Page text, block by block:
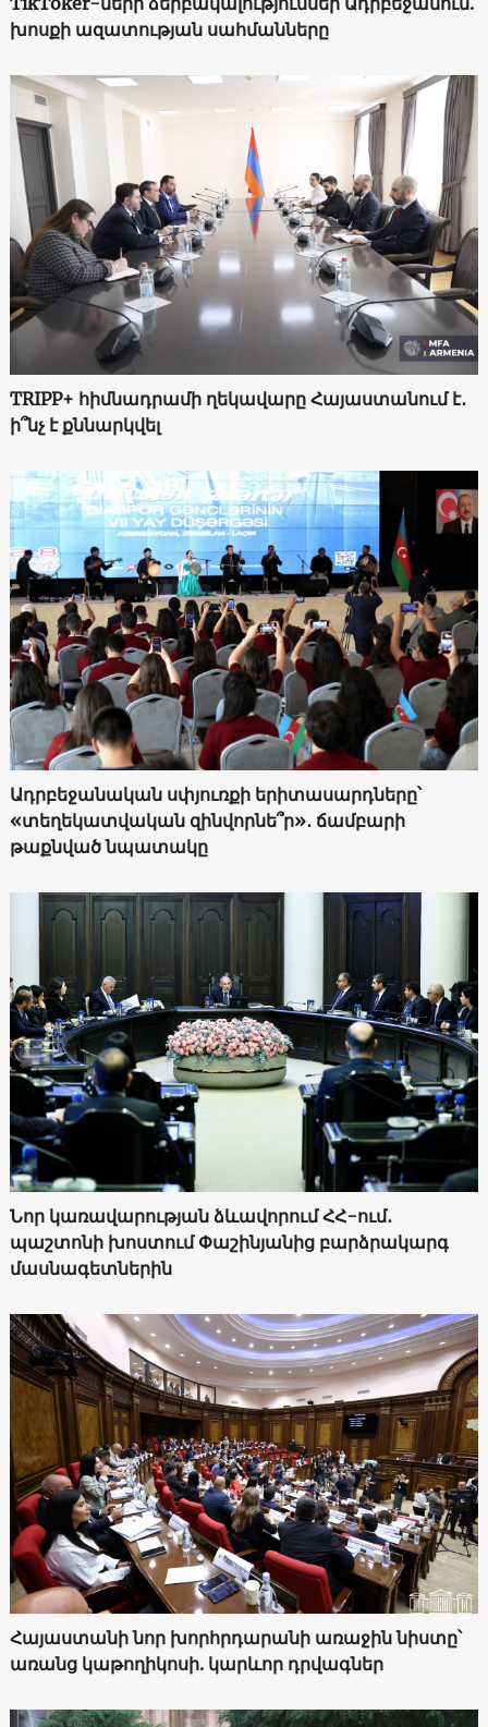
խոսքի ազատության սահմանները
TRIPP+ հիմնադրամի ղեկավարը Հայաստանում է․
ի՞նչ է քննարկվել
Ադրբեջանական սփյուռքի երիտասարդները՝
«տեղեկատվական զինվորնե՞ր»․ ճամբարի
թաքնված նպատակը
Նոր կառավարության ձևավորում ՀՀ-ում․
պաշտոնի խոստում Փաշինյանից բարձրակարգ
մասնագետներին
Հայաստանի նոր խորհրդարանի առաջին նիստը՝
առանց կաթողիկոսի. կարևոր դրվագներ